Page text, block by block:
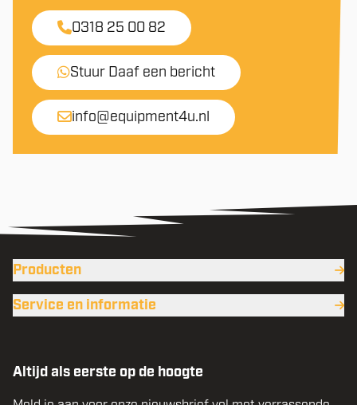
0318 25 00 82
Stuur Daaf een bericht
info@equipment4u.nl
Producten
Service en informatie
Altijd als eerste op de hoogte